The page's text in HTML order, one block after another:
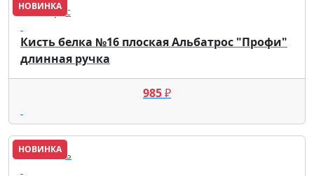
НОВИНКА
Альбатрос
Кисть белка №16 плоская Альбатрос "Профи"
длинная ручка
985₽
НОВИНКА
Малевичъ